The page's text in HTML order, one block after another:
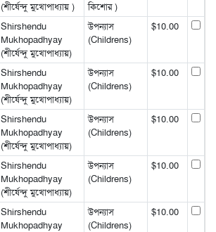
(শীর্ষেন্দু মুখোপাধ্যায় )
কিশোর )
Shirshendu
Mukhopadhyay
(শীর্ষেন্দু মুখোপাধ্যায়)
উপন্যাস
(Childrens)
$10.00
Shirshendu
Mukhopadhyay
(শীর্ষেন্দু মুখোপাধ্যায়)
উপন্যাস
(Childrens)
$10.00
Shirshendu
Mukhopadhyay
(শীর্ষেন্দু মুখোপাধ্যায়)
উপন্যাস
(Childrens)
$10.00
Shirshendu
Mukhopadhyay
(শীর্ষেন্দু মুখোপাধ্যায়)
উপন্যাস
(Childrens)
$10.00
Shirshendu
Mukhopadhyay
উপন্যাস
(Childrens)
$10.00